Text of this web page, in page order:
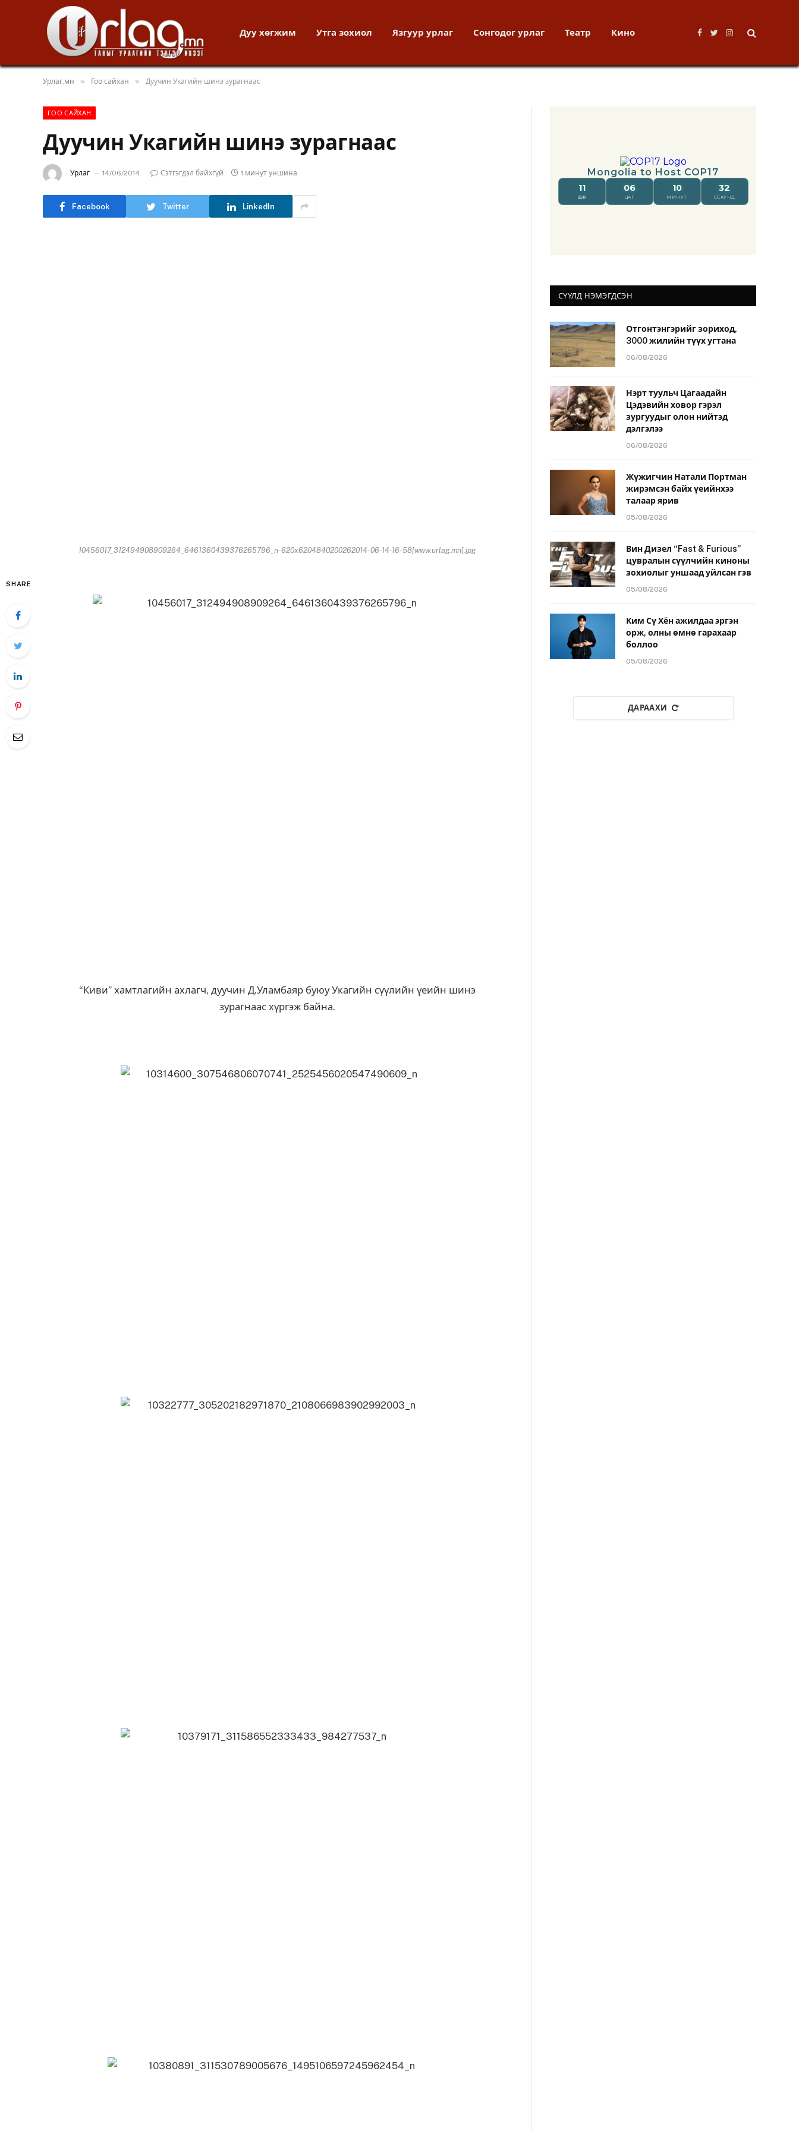
Дуу хөгжим Утга зохиол Язгуур урлаг Сонгодог урлаг Театр Кино
Facebook
TwitterInstagram
Урлаг.мн » Гоо сайхан » Дуучин Укагийн шинэ зурагнаас
ГОО САЙХАН
Дуучин Укагийн шинэ зурагнаас
Урлаг 14/06/2014 Сэтгэгдэл байхгүй 1 минут уншина
Facebook Twitter LinkedIn
10456017_312494908909264_6461360439376265796_n-620x6204840200262014-06-14-16-58[www.urlag.mn].jpg
SHARE
“Киви” хамтлагийн ахлагч, дуучин Д.Уламбаяр буюу Укагийн сүүлийн үеийн шинэ
зурагнаас хүргэж байна.
СҮҮЛД НЭМЭГДСЭН
Отгонтэнгэрийг зориход,
3000 жилийн түүх угтана
06/08/2026
Нэрт туульч Цагаадайн
Цэдэвийн ховор гэрэл
зургуудыг олон нийтэд
дэлгэлээ
06/08/2026
Жүжигчин Натали Портман
жирэмсэн байх үеийнхээ
талаар ярив
05/08/2026
Вин Дизел “Fast & Furious”
цувралын сүүлчийн киноны
зохиолыг уншаад уйлсан гэв
05/08/2026
Ким Сү Хён ажилдаа эргэн
орж, олны өмнө гарахаар
боллоо
05/08/2026
ДАРААХИ